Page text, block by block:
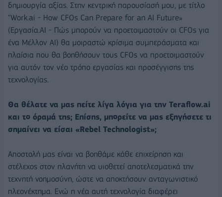
δημιουργία αξίας. Στην κεντρική παρουσίασή μου, με τίτλο
"Work.ai - How CFOs Can Prepare for an AI Future»
(Εργασία.ΑΙ - Πώς μπορούν να προετοιμαστούν οι CFOs για
ένα Μέλλον ΑΙ) θα μοιραστώ κρίσιμα συμπεράσματα και
πλαίσια που θα βοηθήσουν τους CFOs να προετοιμαστούν
για αυτόν τον νέο τρόπο εργασίας και προσέγγισης της
τεχνολογίας.
Θα θέλατε να μας πείτε λίγα λόγια για την Teraflow.ai
και το όραμά της; Επίσης, μπορείτε να μας εξηγήσετε τι
σημαίνει να είσαι «Rebel Technologist»;
Αποστολή μας είναι να βοηθάμε κάθε επιχείρηση και
στέλεχος στον πλανήτη να υιοθετεί αποτελεσματικά την
τεχνητή νοημοσύνη, ώστε να αποκτήσουν ανταγωνιστικό
πλεονέκτημα. Ενώ η νέα αυτή τεχνολογία διαφέρει